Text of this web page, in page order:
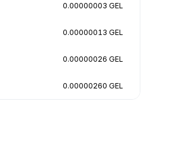
0.00000003 GEL
0.00000013 GEL
0.00000026 GEL
0.00000260 GEL